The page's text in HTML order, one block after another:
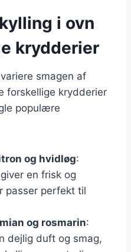
i ovn
krydderier
smagen af
forskellige krydderier
populære
og hvidløg:
en frisk og
passer perfekt til
og rosmarin:
dejlig duft og smag,